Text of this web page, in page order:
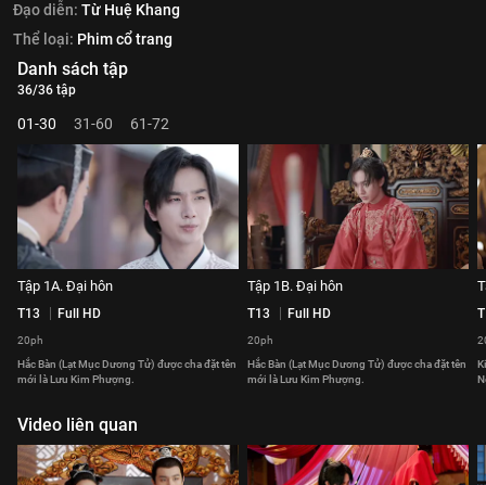
Đạo diễn: Từ Huệ Khang
Thể loại: Phim cổ trang
Danh sách tập
36/36 tập
01-30 31-60 61-72
Tập 1A. Đại hôn
T13 Full HD
20ph
Hắc Bàn (Lạt Mục Dương Tử) được cha đặt tên
mới là Lưu Kim Phượng.
Tập 1B. Đại hôn
T13 Full HD
20ph
Hắc Bàn (Lạt Mục Dương Tử) được cha đặt tên
mới là Lưu Kim Phượng.
Video liên quan